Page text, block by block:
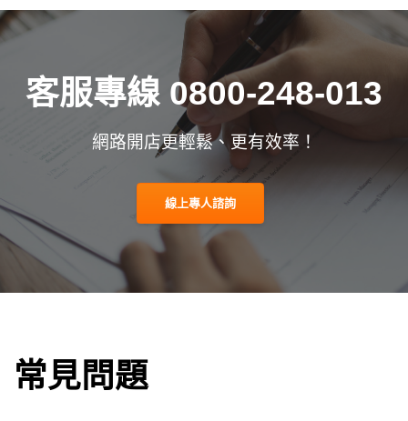
客服專線 0800-248-013
網路開店更輕鬆、更有效率！
線上專人諮詢
常見問題